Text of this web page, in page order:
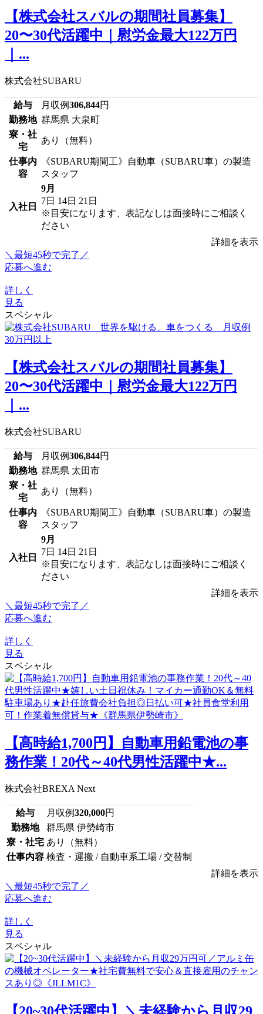
【株式会社スバルの期間社員募集】
20〜30代活躍中｜慰労金最大122万円
｜...
株式会社SUBARU
給与 月収例306,844円
勤務地 群馬県 大泉町
寮・社
宅
あり（無料）
仕事内
容
《SUBARU期間工》自動車（SUBARU車）の製造
スタッフ
入社日
9月
7日 14日 21日
※目安になります、表記なしは面接時にご相談く
ださい
詳細を表示
＼最短45秒で完了／
応募へ進む
詳しく
見る
スペシャル
【株式会社スバルの期間社員募集】
20〜30代活躍中｜慰労金最大122万円
｜...
株式会社SUBARU
給与 月収例306,844円
勤務地 群馬県 太田市
寮・社
宅
あり（無料）
仕事内
容
《SUBARU期間工》自動車（SUBARU車）の製造
スタッフ
入社日
9月
7日 14日 21日
※目安になります、表記なしは面接時にご相談く
ださい
詳細を表示
＼最短45秒で完了／
応募へ進む
詳しく
見る
スペシャル
【高時給1,700円】自動車用鉛電池の事
務作業！20代～40代男性活躍中★...
株式会社BREXA Next
給与 月収例320,000円
勤務地
群馬県 伊勢崎市
寮・社宅 あり（無料）
仕事内容 検査・運搬 / 自動車系工場 / 交替制
詳細を表示
＼最短45秒で完了／
応募へ進む
詳しく
見る
スペシャル
【20~30代活躍中】＼未経験から月収29